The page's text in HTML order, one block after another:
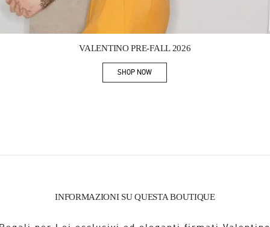
VALENTINO PRE-FALL 2026
SHOP NOWLink Opens in New Tab
INFORMAZIONI SU QUESTA BOUTIQUE